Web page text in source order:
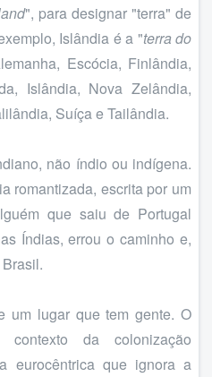
", para designar "terra" de
Islândia é a "terra do
Escócia, Finlândia,
Islândia, Nova Zelândia,
Suíça e Tailândia.
não índio ou indígena.
romantizada, escrita por um
que saiu de Portugal
Índias, errou o caminho e,
um lugar que tem gente. O
da colonização
eurocêntrica que ignora a